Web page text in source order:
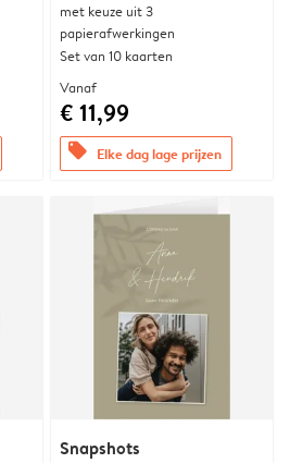
met keuze uit 3
papierafwerkingen
Set van 10 kaarten
Vanaf
€ 11,99
offers Elke dag lage prijzen
Snapshots